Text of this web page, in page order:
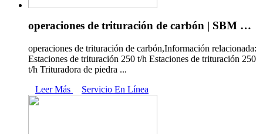
operaciones de trituración de carbón | SBM …
operaciones de trituración de carbón,Información relacionada:
Estaciones de trituración 250 t/h Estaciones de trituración 250
t/h Trituradora de piedra ...
Leer Más
Servicio En Línea